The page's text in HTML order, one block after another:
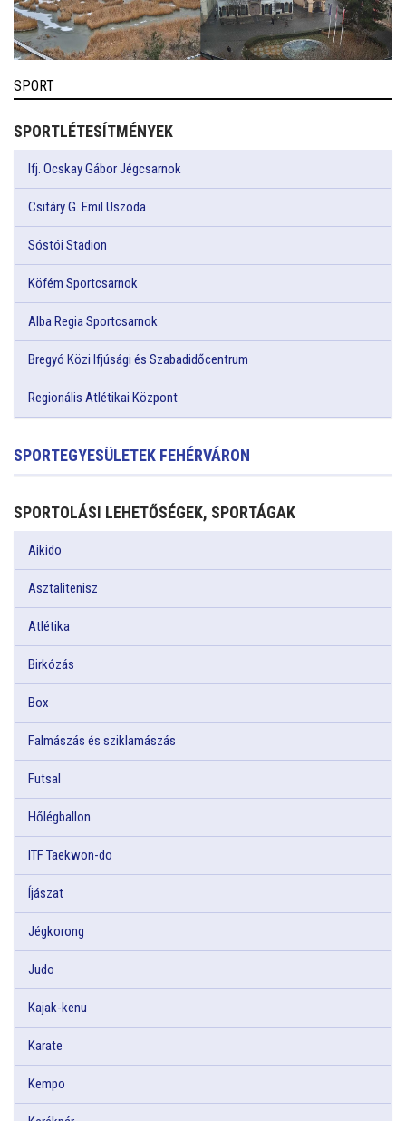
SPORT
SPORTLÉTESÍTMÉNYEK
Ifj. Ocskay Gábor Jégcsarnok
Csitáry G. Emil Uszoda
Sóstói Stadion
Köfém Sportcsarnok
Alba Regia Sportcsarnok
Bregyó Közi Ifjúsági és Szabadidőcentrum
Regionális Atlétikai Központ
SPORTEGYESÜLETEK FEHÉRVÁRON
SPORTOLÁSI LEHETŐSÉGEK, SPORTÁGAK
Aikido
Asztalitenisz
Atlétika
Birkózás
Box
Falmászás és sziklamászás
Futsal
Hőlégballon
ITF Taekwon-do
Íjászat
Jégkorong
Judo
Kajak-kenu
Karate
Kempo